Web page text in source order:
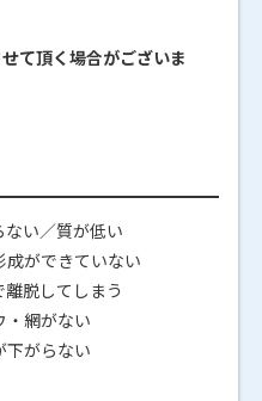
て頂く場合がございま
い／質が低い
ができていない
脱してしまう
網がない
がらない